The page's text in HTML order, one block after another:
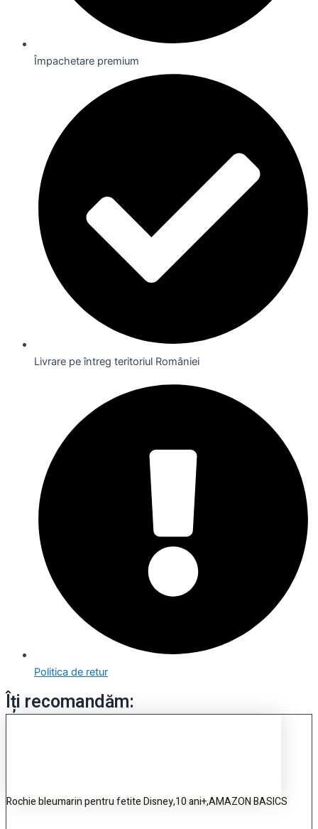
Împachetare premium
Livrare pe întreg teritoriul României
Politica de retur
Îți recomandăm:
Rochie bleumarin pentru fetite Disney,10 ani+,AMAZON BASICS